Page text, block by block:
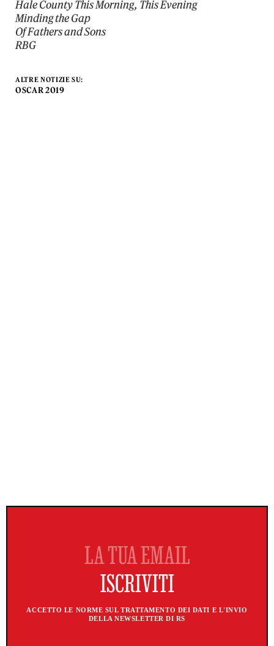
Hale County This Morning, This Evening
Minding the Gap
Of Fathers and Sons
RBG
ALTRE NOTIZIE SU:
OSCAR 2019
ACCETTO LE NORME SUL TRATTAMENTO DEI DATI E L'INVIO
DELLA NEWSLETTER DI RS